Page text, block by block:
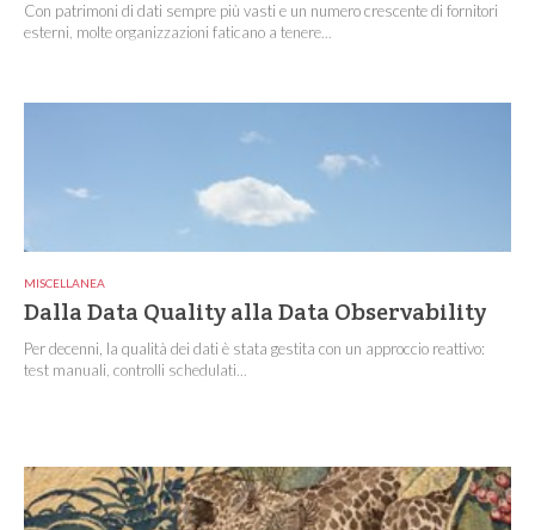
Con patrimoni di dati sempre più vasti e un numero crescente di fornitori
esterni, molte organizzazioni faticano a tenere...
MISCELLANEA
Dalla Data Quality alla Data Observability
Per decenni, la qualità dei dati è stata gestita con un approccio reattivo:
test manuali, controlli schedulati...